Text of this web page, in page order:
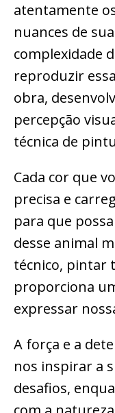
atentamente
nuances de
complexidade
reproduzir
obra,
percepção
técnica de
Cada cor que
precisa e
para que
desse animal
técnico, pintar
proporciona
expressar
A força e a
nos inspirar a
desafios,